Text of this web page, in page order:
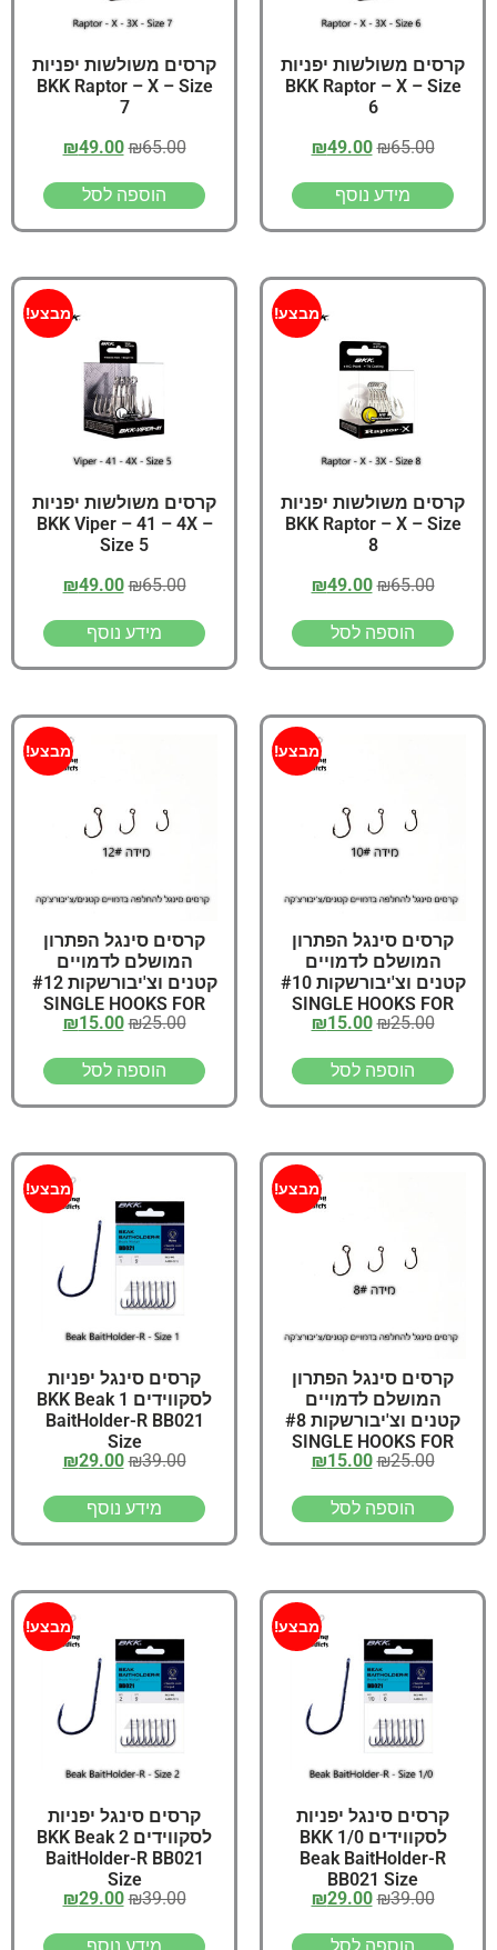
קרסים משולשות יפניות
BKK Raptor – X – Size
6
₪65.00
₪49.00
מידע נוסף
קרסים משולשות יפניות
BKK Raptor – X – Size
7
₪65.00
₪49.00
הוספה לסל
מבצע!
קרסים משולשות יפניות
BKK Raptor – X – Size
8
₪65.00
₪49.00
הוספה לסל
מבצע!
קרסים משולשות יפניות
BKK Viper – 41 – 4X –
Size 5
₪65.00
₪49.00
מידע נוסף
מבצע!
קרסים סינגל הפתרון
המושלם לדמויים
קטנים וצ'יבורשקות #10
SINGLE HOOKS FOR
LURES Size
₪25.00
₪15.00
הוספה לסל
מבצע!
קרסים סינגל הפתרון
המושלם לדמויים
קטנים וצ'יבורשקות #12
SINGLE HOOKS FOR
LURES Size
₪25.00
₪15.00
הוספה לסל
מבצע!
קרסים סינגל הפתרון
המושלם לדמויים
קטנים וצ'יבורשקות #8
SINGLE HOOKS FOR
LURES Size
₪25.00
₪15.00
הוספה לסל
מבצע!
קרסים סינגל יפניות
לסקווידים 1 BKK Beak
BaitHolder-R BB021
Size
₪39.00
₪29.00
מידע נוסף
מבצע!
קרסים סינגל יפניות
לסקווידים 1/0 BKK
Beak BaitHolder-R
BB021 Size
₪39.00
₪29.00
הוספה לסל
מבצע!
קרסים סינגל יפניות
לסקווידים 2 BKK Beak
BaitHolder-R BB021
Size
₪39.00
₪29.00
מידע נוסף